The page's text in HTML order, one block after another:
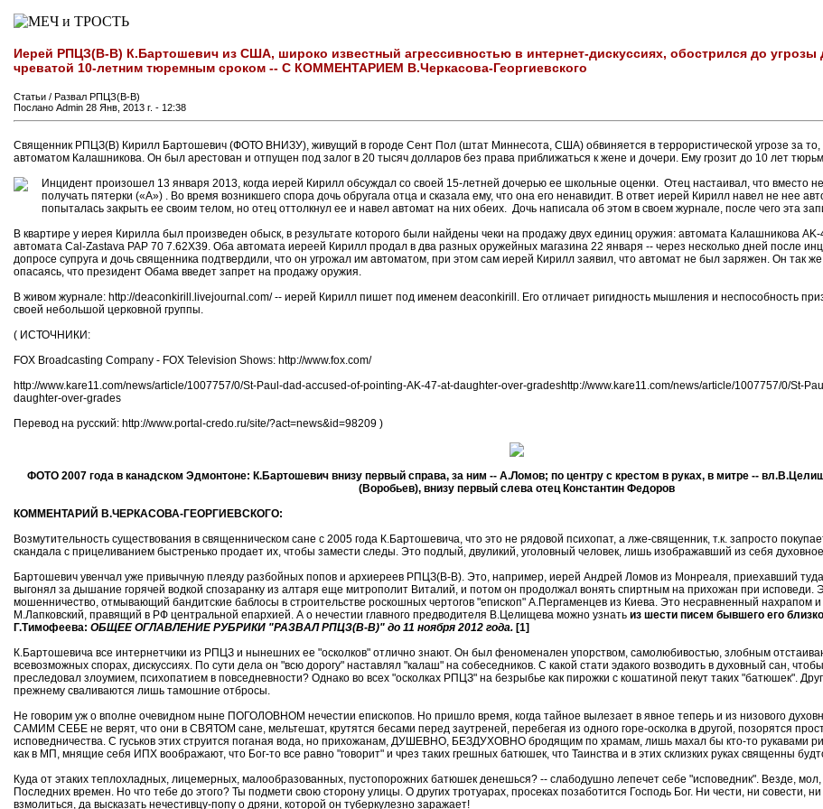
Иерей РПЦЗ(В-В) К.Бартошевич из США, широко известный агрессивностью в интернет-дискуссиях, обострился до угрозы
чреватой 10-летним тюремным сроком -- С КОММЕНТАРИЕМ В.Черкасова-Георгиевского
Статьи / Развал РПЦЗ(В-В)
Послано Admin 28 Янв, 2013 г. - 12:38
Священник РПЦЗ(В) Кирилл Бартошевич (ФОТО ВНИЗУ), живущий в городе Сент Пол (штат Миннесота, США) обвиняется в террористической угрозе за то,
автоматом Калашникова. Он был арестован и отпущен под залог в 20 тысяч долларов без права приближаться к жене и дочери. Ему грозит до 10 лет
Инцидент произошел 13 января 2013, когда иерей Кирилл обсуждал со своей 15-летней дочерью ее школьные оценки. Отец настаивал, что вместо
получать пятерки («А») . Во время возникшего спора дочь обругала отца и сказала ему, что она его ненавидит. В ответ иерей Кирилл навел не нее
попыталась закрыть ее своим телом, но отец оттолкнул ее и навел автомат на них обеих. Дочь написала об этом в своем журнале, после чего эта
В квартире у иерея Кирилла был произведен обыск, в результате которого были найдены чеки на продажу двух единиц оружия: автомата Калашникова
автомата Cal-Zastava PAP 70 7.62X39. Оба автомата иереей Кирилл продал в два разных оружейных магазина 22 января -- через несколько дней после
допросе супруга и дочь священника подтвердили, что он угрожал им автоматом, при этом сам иерей Кирилл заявил, что автомат не был заряжен. Он так
опасаясь, что президент Обама введет запрет на продажу оружия.
В живом журнале: http://deaconkirill.livejournal.com/ -- иерей Кирилл пишет под именем deaconkirill. Его отличает ригидность мышления и неспособность
своей небольшой церковной группы.
( ИСТОЧНИКИ:
FOX Broadcasting Company - FOX Television Shows: http://www.fox.com/
http://www.kare11.com/news/article/1007757/0/St-Paul-dad-accused-of-pointing-AK-47-at-daughter-over-gradeshttp://www.kare11.com/news/article/1007757/0/St-
daughter-over-grades
Перевод на русский: http://www.portal-credo.ru/site/?act=news&id=98209 )
ФОТО 2007 года в канадском Эдмонтоне: К.Бартошевич внизу первый справа, за ним -- А.Ломов; по центру с крестом в руках, в митре --
(Воробьев), внизу первый слева отец Константин Федоров
КОММЕНТАРИЙ В.ЧЕРКАСОВА-ГЕОРГИЕВСКОГО:
Возмутительность существования в священническом сане с 2005 года К.Бартошевича, что это не рядовой психопат, а лже-священник, т.к. запросто
скандала с прицеливанием быстренько продает их, чтобы замести следы. Это подлый, двуликий, уголовный человек, лишь изображавший из себя
Бартошевич увенчал уже привычную плеяду разбойных попов и архиереев РПЦЗ(В-В). Это, например, иерей Андрей Ломов из Монреаля, приехавший туда
выгонял за дышание горячей водкой спозаранку из алтаря еще митрополит Виталий, и потом он продолжал вонять спиртным на прихожан при исповеди.
мошенничество, отмывающий бандитские баблосы в строительстве роскошных чертогов "епископ" А.Пергаменцев из Киева. Это несравненный нахрапом и
М.Лапковский, правящий в РФ центральной епархией. А о нечестии главного предводителя В.Целищева можно узнать из шести писем бывшего его
Г.Тимофеева: ОБЩЕЕ ОГЛАВЛЕНИЕ РУБРИКИ "РАЗВАЛ РПЦЗ(В-В)" до 11 ноября 2012 года. [1]
К.Бартошевича все интернетчики из РПЦЗ и нынешних ее "осколков" отлично знают. Он был феноменален упорством, самолюбивостью, злобным
всевозможных спорах, дискуссиях. По сути дела он "всю дорогу" наставлял "калаш" на собеседников. С какой стати эдакого возводить в духовный сан,
преследовал злоумием, психопатием в повседневности? Однако во всех "осколках РПЦЗ" на безрыбье как пирожки с кошатиной пекут таких "батюшек".
прежнему сваливаются лишь тамошние отбросы.
Не говорим уж о вполне очевидном ныне ПОГОЛОВНОМ нечестии епископов. Но пришло время, когда тайное вылезает в явное теперь и из низового
САМИМ СЕБЕ не верят, что они в СВЯТОМ сане, мельтешат, крутятся бесами перед заутреней, перебегая из одного горе-осколка в другой, позорятся
исповедничества. С гуськов этих струится поганая вода, но прихожанам, ДУШЕВНО, БЕЗДУХОВНО бродящим по храмам, лишь махал бы кто-то рукавами
как в МП, мнящие себя ИПХ воображают, что Бог-то все равно "говорит" и чрез таких грешных батюшек, что Таинства и в этих склизких руках священны
Куда от этаких теплохладных, лицемерных, малообразованных, пустопорожних батюшек денешься? -- слабодушно лепечет себе "исповедник". Везде,
Последних времен. Но что тебе до этого? Ты подмети свою сторону улицы. О других тротуарах, просеках позаботится Господь Бог. Ни чести, ни совести,
взмолиться, да высказать нечестивцу-попу о дряни, которой он туберкулезно заражает!